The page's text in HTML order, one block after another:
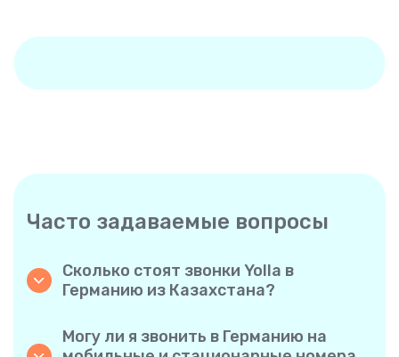
Часто задаваемые вопросы
Сколько стоят звонки Yolla в
Германию из Казахстана?
актуальными тарифами в приложении —
Могу ли я звонить в Германию на